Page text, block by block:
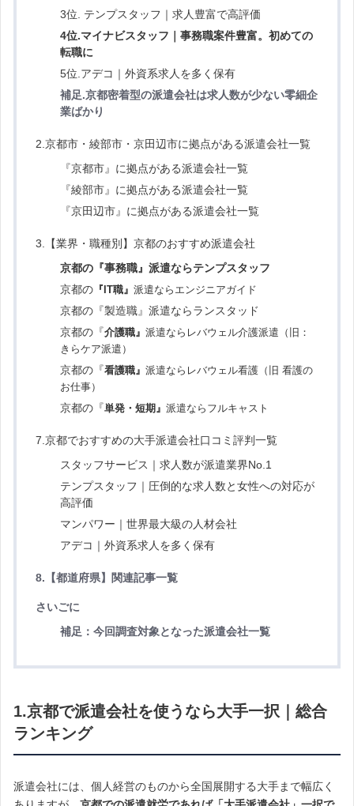
3位. テンプスタッフ｜求人豊富で高評価
4位.マイナビスタッフ｜事務職案件豊富。初めての
転職に
5位.アデコ｜外資系求人を多く保有
補足.京都密着型の派遣会社は求人数が少ない零細企
業ばかり
2.京都市・綾部市・京田辺市に拠点がある派遣会社一覧
『京都市』に拠点がある派遣会社一覧
『綾部市』に拠点がある派遣会社一覧
『京田辺市』に拠点がある派遣会社一覧
3.【業界・職種別】京都のおすすめ派遣会社
京都の『事務職』派遣ならテンプスタッフ
京都の『IT職』 派遣ならエンジニアガイド
京都の『製造職』派遣ならランスタッド
京都の『介護職』 派遣ならレバウェル介護派遣（旧：
きらケア派遣）
京都の『看護職』 派遣ならレバウェル看護（旧 看護の
お仕事）
京都の『単発・短期』 派遣ならフルキャスト
7.京都でおすすめの大手派遣会社口コミ評判一覧
スタッフサービス｜求人数が派遣業界No.1
テンプスタッフ｜圧倒的な求人数と女性への対応が
高評価
マンパワー｜世界最大級の人材会社
アデコ｜外資系求人を多く保有
8. 【都道府県】関連記事一覧
さいごに
補足：今回調査対象となった派遣会社一覧
1.京都で派遣会社を使うなら大手一択｜総合
ランキング
派遣会社には、個人経営のものから全国展開する大手まで幅広く